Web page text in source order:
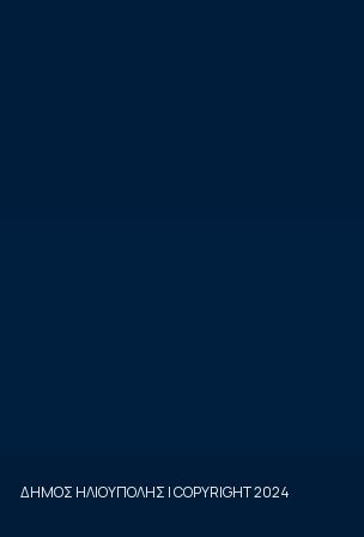
ΔΗΜΟΣ ΗΛΙΟΥΠΟΛΗΣ | COPYRIGHT 2024